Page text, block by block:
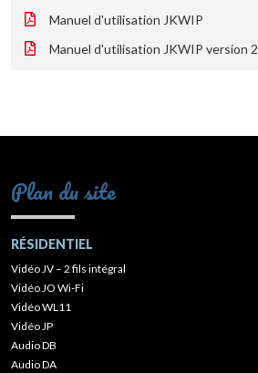
Manuel d'utilisation JKWIP
Manuel d'utilisation JKWIP version 2
Plan du site
RÉSIDENTIEL
Vidéo JV – 2 fils intégral
Vidéo JO Wi-Fi
Vidéo WL11
Vidéo JP
Audio DB
Audio DA